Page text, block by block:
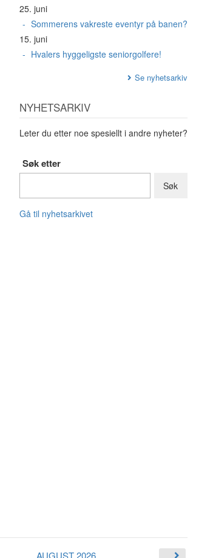
25. juni
Sommerens vakreste eventyr på banen?
15. juni
Hvalers hyggeligste seniorgolfere!
Se nyhetsarkiv
NYHETSARKIV
Leter du etter noe spesiellt i andre nyheter?
Søk etter
Gå til nyhetsarkivet
AUGUST 2026